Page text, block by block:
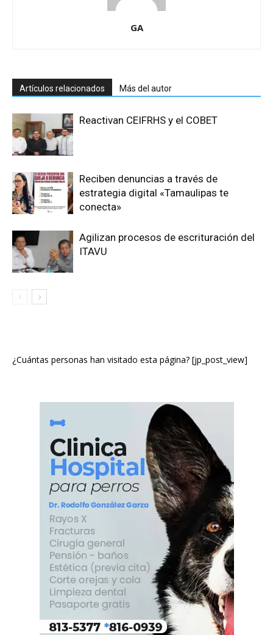
GA
Artículos relacionados Más del autor
Reactivan CEIFRHS y el COBET
Reciben denuncias a través de
estrategia digital «Tamaulipas te
conecta»
Agilizan procesos de escrituración del
ITAVU
¿Cuántas personas han visitado esta página? [jp_post_view]